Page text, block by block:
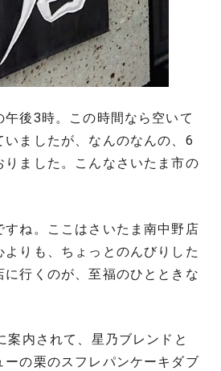
午後3時。この時間なら空いて
いましたが、なんのなんの、6
りました。こんなさいたま市の
すね。ここはさいたま南中野店
よりも、ちょっとのんびりした
に行くのが、至福のひとときな
案内されて、星乃ブレンドと
ーの栗のスフレパンケーキダブ